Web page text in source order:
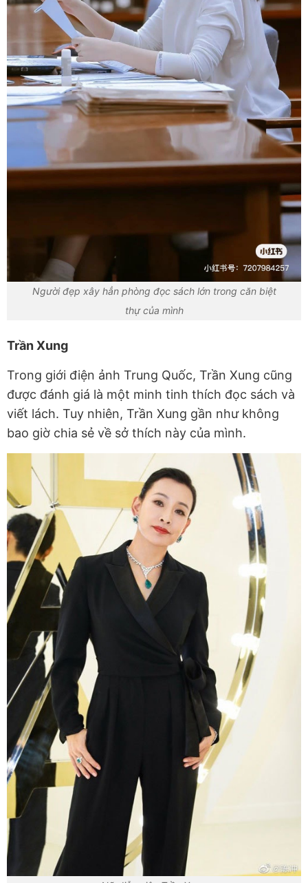
Người đẹp xây hẳn phòng đọc sách lớn trong căn biệt
thự của mình
Trần Xung
Trong giới điện ảnh Trung Quốc, Trần Xung cũng
được đánh giá là một minh tinh thích đọc sách và
viết lách. Tuy nhiên, Trần Xung gần như không
bao giờ chia sẻ về sở thích này của mình.